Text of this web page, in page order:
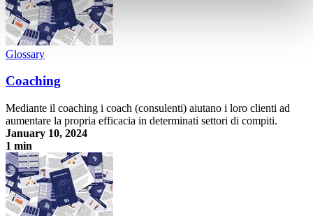
Glossary
Coaching
Mediante il coaching i coach (consulenti) aiutano i loro clienti ad
aumentare la propria efficacia in determinati settori di compiti.
January 10, 2024
1 min
Coaching